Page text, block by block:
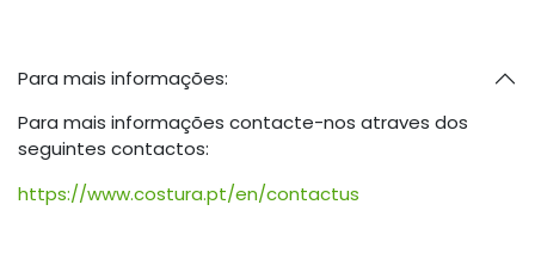
Para mais informações:
Para mais informações contacte-nos atraves dos
seguintes contactos:
https://www.costura.pt/en/contactus